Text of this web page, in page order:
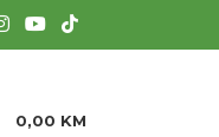
0,00 KM